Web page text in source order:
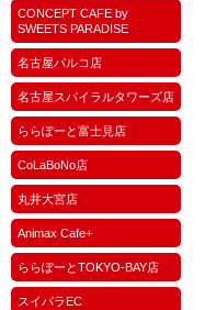
CONCEPT CAFE by
SWEETS PARADISE
名古屋パルコ店
名古屋スパイラルタワーズ店
ららぽーと富士見店
CoLaBoNo店
丸井大宮店
Animax Cafe+
ららぽーとTOKYO-BAY店
スイパラEC